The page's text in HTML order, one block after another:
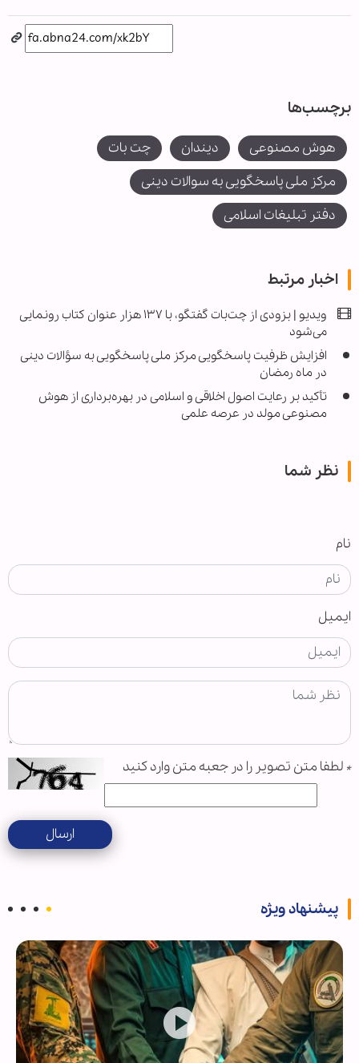
برچسب‌ها
هوش مصنوعی دیندان
چت بات
مرکز ملی پاسخگویی به سوالات دینی
دفتر تبلیغات اسلامی
اخبار مرتبط
ویدیو | بزودی از چت‌بات گفتگو، با ۱۳۷ هزار عنوان کتاب رونمایی
می‌شود
افزایش ظرفیت پاسخگویی مرکز ملی پاسخگویی به سؤالات دینی
در ماه رمضان
تأکید بر رعایت اصول اخلاقی و اسلامی در بهره‌برداری از هوش
مصنوعی مولد در عرصه علمی
نظر شما
نام
ایمیل
* لطفا متن تصویر را در جعبه متن وارد کنید
ارسال
پیشنهاد ویژه